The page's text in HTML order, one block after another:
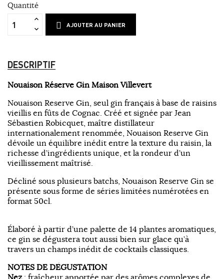
Quantité
AJOUTER AU PANIER
DESCRIPTIF
Nouaison Réserve Gin Maison Villevert
Nouaison Reserve Gin, seul gin français à base de raisins
vieillis en fûts de Cognac. Créé et signée par Jean
Sébastien Robicquet, maître distillateur
internationalement renommée, Nouaison Reserve Gin
dévoile un équilibre inédit entre la texture du raisin, la
richesse d’ingrédients unique, et la rondeur d’un
vieillissement maîtrisé.
Décliné sous plusieurs batchs, Nouaison Reserve Gin se
présente sous forme de séries limitées numérotées en
format 50cl.
Élaboré à partir d’une palette de 14 plantes aromatiques,
ce gin se dégustera tout aussi bien sur glace qu’à
travers un champs inédit de cocktails classiques.
NOTES DE DÉGUSTATION